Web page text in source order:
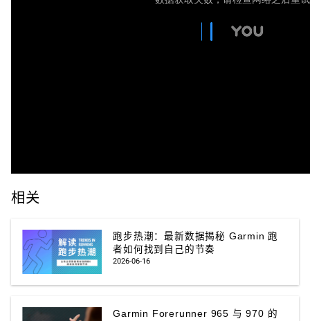
相关
跑步热潮：最新数据揭秘 Garmin 跑
者如何找到自己的节奏
2026-06-16
Garmin Forerunner 965 与 970 的